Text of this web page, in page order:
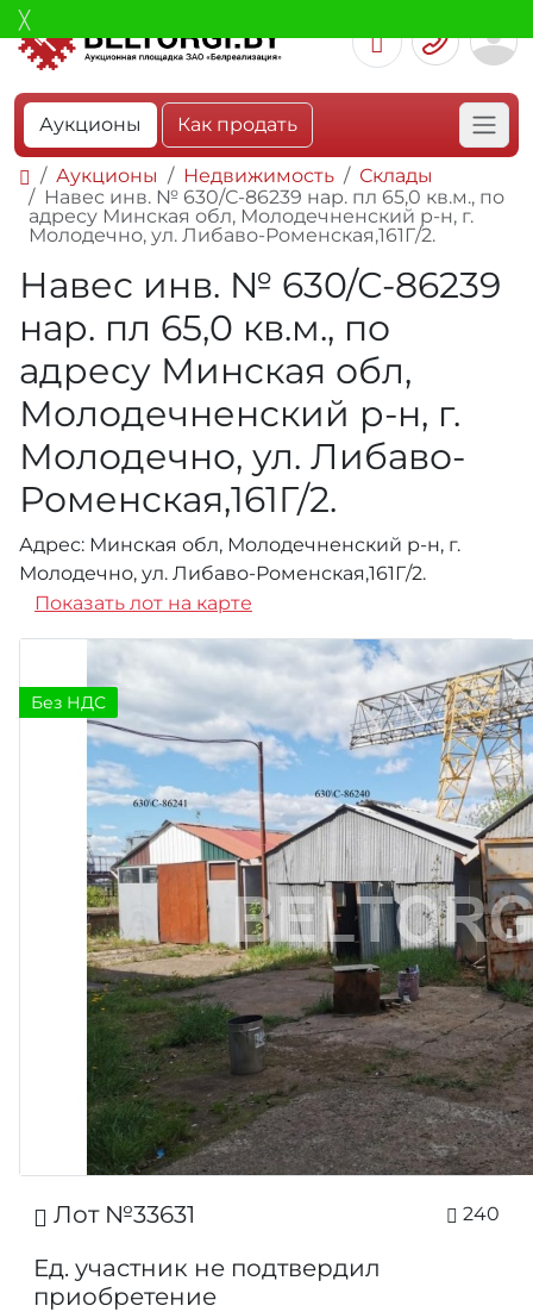
Аукционы Как продать
Аукционы Недвижимость
Склады
Навес инв. № 630/С-86239 нар. пл 65,0 кв.м., по
адресу Минская обл, Молодечненский р-н, г.
Молодечно, ул. Либаво-Роменская,161Г/2.
Навес инв. № 630/С-86239
нар. пл 65,0 кв.м., по
адресу Минская обл,
Молодечненский р-н, г.
Молодечно, ул. Либаво-
Роменская,161Г/2.
Адрес: Минская обл, Молодечненский р-н, г.
Молодечно, ул. Либаво-Роменская,161Г/2.
Показать лот на карте
Без НДС
Лот №33631 240
Ед. участник не подтвердил
приобретение